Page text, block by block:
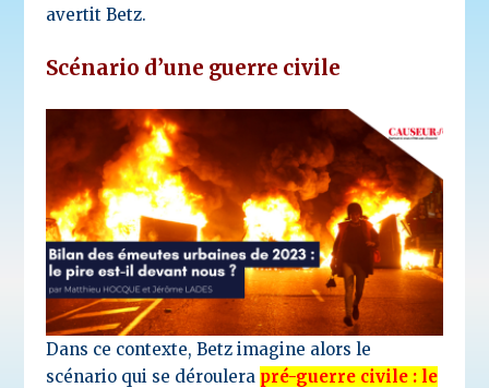
avertit Betz.
Scénario d’une guerre civile
Dans ce contexte, Betz imagine alors le
scénario qui se déroulera pré-guerre civile : le